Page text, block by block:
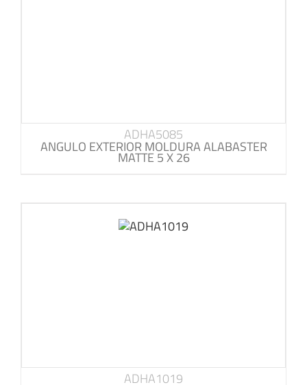
ADHA5085
ANGULO EXTERIOR MOLDURA ALABASTER
MATTE 5 X 26
ADHA1019